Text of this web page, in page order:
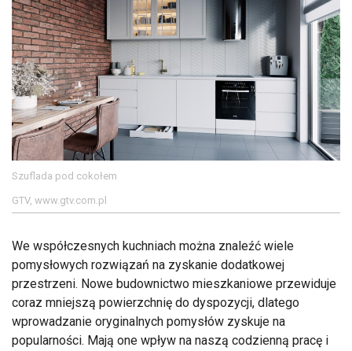
Szuflada pod cokołem
GTV, www.gtv.com.pl
We współczesnych kuchniach można znaleźć wiele
pomysłowych rozwiązań na zyskanie dodatkowej
przestrzeni. Nowe budownictwo mieszkaniowe przewiduje
coraz mniejszą powierzchnię do dyspozycji, dlatego
wprowadzanie oryginalnych pomysłów zyskuje na
popularności. Mają one wpływ na naszą codzienną pracę i